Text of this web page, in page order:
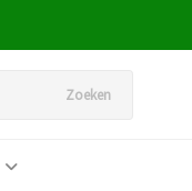
Zoeken